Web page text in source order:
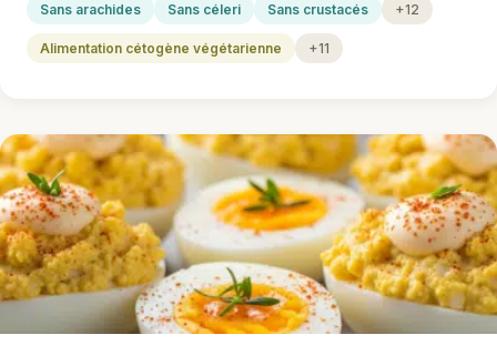
Sans arachides Sans céleri Sans crustacés +12
Alimentation cétogène végétarienne +11